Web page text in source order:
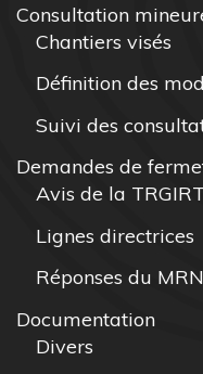
Consultation
Chantiers visés
Définition des
Suivi des
Demandes de
Avis de la
Lignes directrices
Réponses du
Documentation
Divers